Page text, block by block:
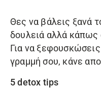
Θες να βάλεις ξανά
δουλειά αλλά κάπως
Για να
γραμμή σου, κάνε
5 detox tips